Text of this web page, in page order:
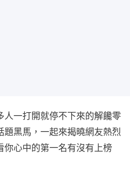
人一打開就停不下來的解饞零
題黑馬，一起來揭曉網友熱烈
你心中的第一名有沒有上榜